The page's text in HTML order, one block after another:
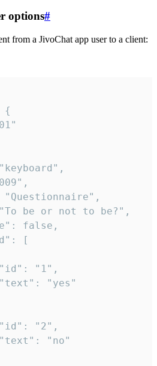
options#
from a JivoChat app user to a client: